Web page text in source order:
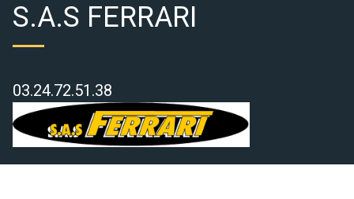
S.A.S FERRARI
03.24.72.51.38